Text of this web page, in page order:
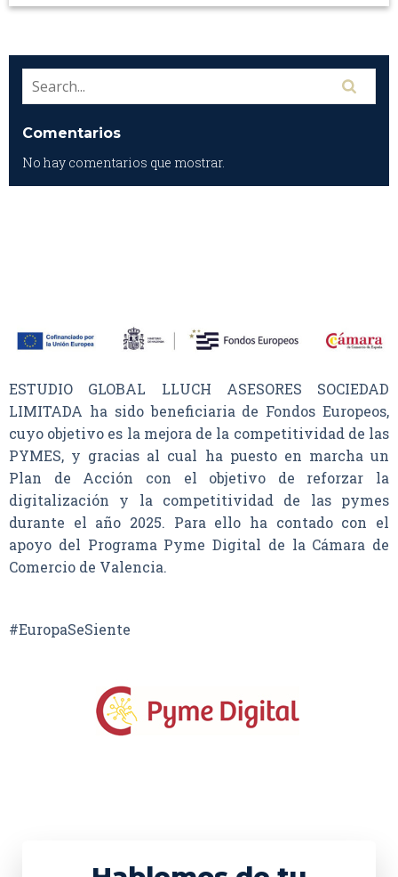
Comentarios
No hay comentarios que mostrar.
ESTUDIO GLOBAL LLUCH ASESORES SOCIEDAD
LIMITADA ha sido beneficiaria de Fondos Europeos,
cuyo objetivo es la mejora de la competitividad de las
PYMES, y gracias al cual ha puesto en marcha un
Plan de Acción con el objetivo de reforzar la
digitalización y la competitividad de las pymes
durante el año 2025. Para ello ha contado con el
apoyo del Programa Pyme Digital de la Cámara de
Comercio de Valencia.
#EuropaSeSiente